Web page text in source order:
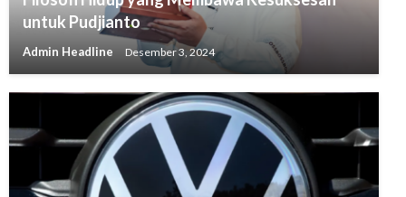
untuk Pudjianto
Admin Headline Desember 3, 2024